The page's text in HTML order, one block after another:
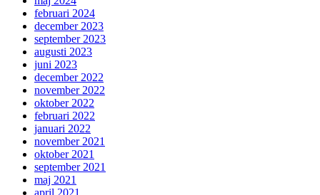
februari 2024
december 2023
september 2023
augusti 2023
juni 2023
december 2022
november 2022
oktober 2022
februari 2022
januari 2022
november 2021
oktober 2021
september 2021
maj 2021
april 2021